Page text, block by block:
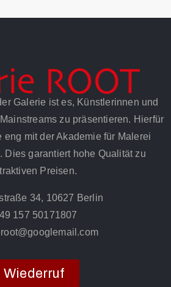
Galerie ist es, Künstlerinnen und
zu präsentieren. Hierfür
eng mit der Akademie für Malerei
Dies garantiert hohe Qualität zu
Preisen.
34, 10627 Berlin
157 50171807
Wiederruf